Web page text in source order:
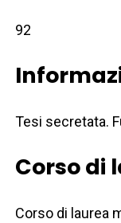
92
Tesi secretata.
Corso di
Corso di laurea